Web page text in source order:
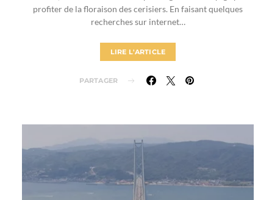
profiter de la floraison des cerisiers. En faisant quelques
recherches sur internet…
LIRE L'ARTICLE
PARTAGER